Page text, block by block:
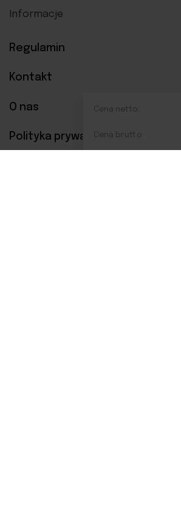
Cena netto:
Cena brutto:
Informacje
Regulamin
Kontakt
O nas
Polityka prywatności